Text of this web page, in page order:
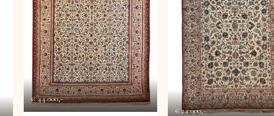
€ 44.000,-
€ 24.000,-